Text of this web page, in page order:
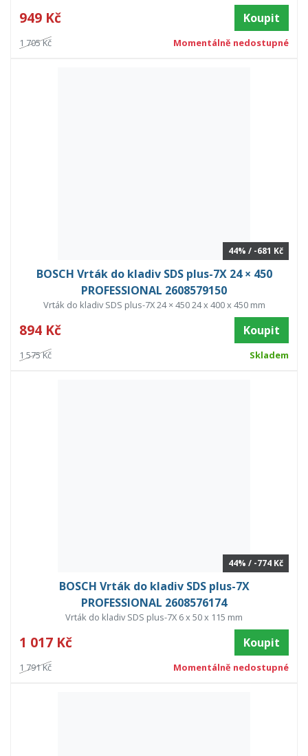
949 Kč Koupit
1 705 Kč Momentálně nedostupné
44% / -681 Kč
BOSCH Vrták do kladiv SDS plus-7X 24 × 450
PROFESSIONAL 2608579150
Vrták do kladiv SDS plus-7X 24 × 450 24 x 400 x 450 mm
894 Kč Koupit
1 575 Kč Skladem
44% / -774 Kč
BOSCH Vrták do kladiv SDS plus-7X
PROFESSIONAL 2608576174
Vrták do kladiv SDS plus-7X 6 x 50 x 115 mm
1 017 Kč Koupit
1 791 Kč Momentálně nedostupné